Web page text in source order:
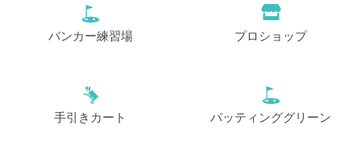
バンカー練習場 プロショップ
手引きカート パッティンググリーン